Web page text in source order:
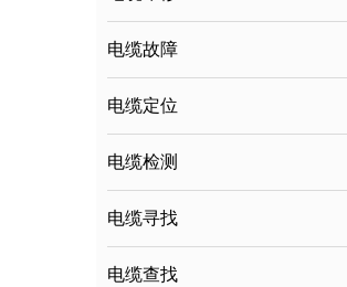
电缆故障
电缆定位
电缆检测
电缆寻找
电缆查找